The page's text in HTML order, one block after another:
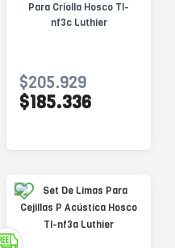
Para Criolla Hosco Tl-
nf3c Luthier
$205.929
$185.336